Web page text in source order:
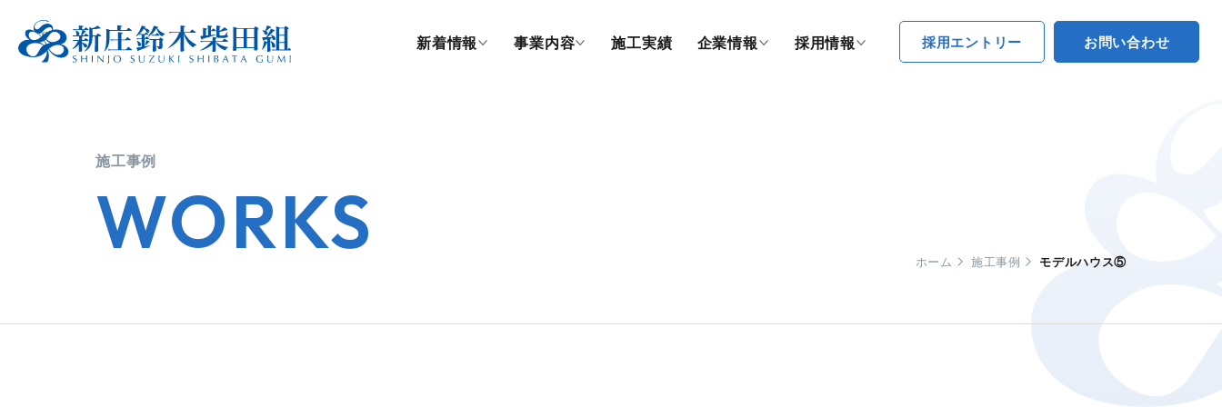
新着情報 事業内容 施工実績 企業情報 採用情報 採用エントリー お問い合わせ
施工事例
WORKS ホーム 施工事例 モデルハウス⑤